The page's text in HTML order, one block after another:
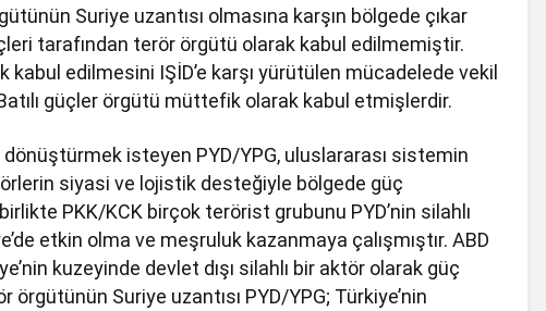
Suriye uzantısı olmasına karşın bölgede çıkar
tarafından terör örgütü olarak kabul edilmemiştir.
kabul edilmesini IŞİD’e karşı yürütülen mücadelede vekil
güçler örgütü müttefik olarak kabul etmişlerdir.
dönüştürmek isteyen PYD/YPG, uluslararası sistemin
siyasi ve lojistik desteğiyle bölgede güç
PKK/KCK birçok terörist grubunu PYD’nin silahlı
etkin olma ve meşruluk kazanmaya çalışmıştır. ABD
kuzeyinde devlet dışı silahlı bir aktör olarak güç
Suriye uzantısı PYD/YPG; Türkiye’nin